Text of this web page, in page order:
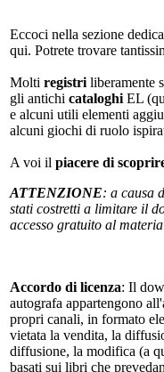
Eccoci nella sezione
qui. Potrete trovare
Molti registri liberamente
gli antichi cataloghi EL
e alcuni utili elementi
alcuni giochi di ruolo
A voi il piacere di
ATTENZIONE: a causa
stati costretti a limitare il
accesso gratuito al
Accordo di licenza: Il
autografa appartengono
propri canali, in formato
vietata la vendita, la
diffusione, la modifica (a
basati sui libri che